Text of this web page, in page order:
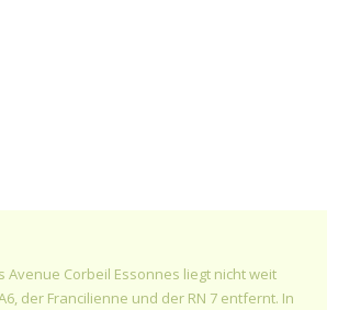
Avenue Corbeil Essonnes liegt nicht weit
der Francilienne und der RN 7 entfernt. In